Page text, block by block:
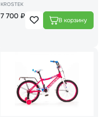
KROSTEK
7 700 ₽